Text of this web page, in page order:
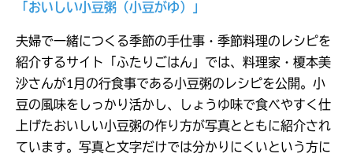
「おいしい小豆粥（小豆がゆ）」
夫婦で一緒につくる季節の手仕事・季節料理のレシピを
紹介するサイト「ふたりごはん」では、料理家・榎本美
沙さんが1月の行食事である小豆粥のレシピを公開。小
豆の風味をしっかり活かし、しょうゆ味で食べやすく仕
上げたおいしい小豆粥の作り方が写真とともに紹介され
ています。写真と文字だけでは分かりにくいという方に